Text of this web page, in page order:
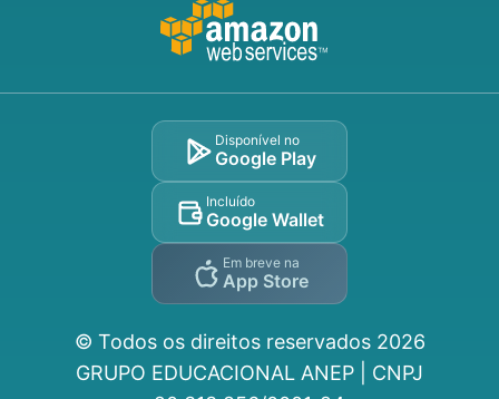
Disponível no
Google Play
Incluído
Google Wallet
Em breve na
App Store
© Todos os direitos reservados 2026
GRUPO EDUCACIONAL ANEP | CNPJ